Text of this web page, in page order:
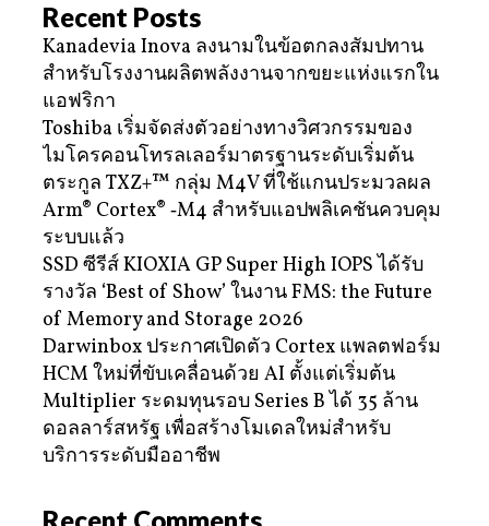
Recent Posts
Kanadevia Inova ลงนามในข้อตกลงสัมปทาน
สำหรับโรงงานผลิตพลังงานจากขยะแห่งแรกใน
แอฟริกา
Toshiba เริ่มจัดส่งตัวอย่างทางวิศวกรรมของ
ไมโครคอนโทรลเลอร์มาตรฐานระดับเริ่มต้น
ตระกูล TXZ+™ กลุ่ม M4V ที่ใช้แกนประมวลผล
Arm® Cortex® ‑M4 สำหรับแอปพลิเคชันควบคุม
ระบบแล้ว
SSD ซีรีส์ KIOXIA GP Super High IOPS ได้รับ
รางวัล ‘Best of Show’ ในงาน FMS: the Future
of Memory and Storage 2026
Darwinbox ประกาศเปิดตัว Cortex แพลตฟอร์ม
HCM ใหม่ที่ขับเคลื่อนด้วย AI ตั้งแต่เริ่มต้น
Multiplier ระดมทุนรอบ Series B ได้ 35 ล้าน
ดอลลาร์สหรัฐ เพื่อสร้างโมเดลใหม่สำหรับ
บริการระดับมืออาชีพ